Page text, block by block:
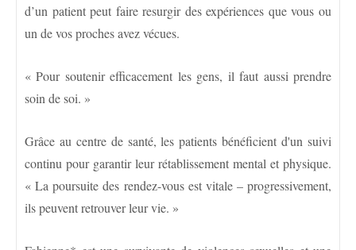
d’un patient peut faire resurgir des expériences que vous ou
un de vos proches avez vécues.
« Pour soutenir efficacement les gens, il faut aussi prendre
soin de soi. »
Grâce au centre de santé, les patients bénéficient d'un suivi
continu pour garantir leur rétablissement mental et physique.
« La poursuite des rendez-vous est vitale – progressivement,
ils peuvent retrouver leur vie. »